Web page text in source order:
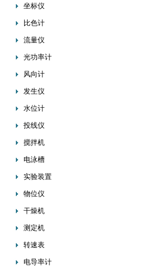
坐标仪
比色计
流量仪
光功率计
风向计
发生仪
水位计
投线仪
搅拌机
电泳槽
实验装置
物位仪
干燥机
测定机
转速表
电导率计